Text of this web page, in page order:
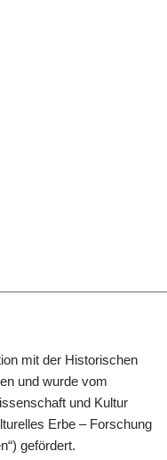
mit der Historischen
und wurde vom
und Kultur
Erbe – Forschung
gefördert.